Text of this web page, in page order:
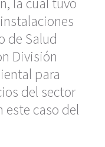
de Salud
División
para
del sector
este caso del